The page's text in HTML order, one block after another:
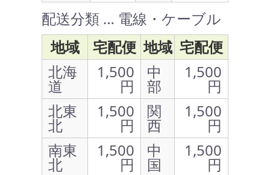
配送分類 … 電線・ケーブル
地域
宅配便 地域 宅配便
北海
道
1,500
円
中
部
1,500
円
北東
北
1,500
円
関
西
1,500
円
南東
北
1,500
円
中
国
1,500
円